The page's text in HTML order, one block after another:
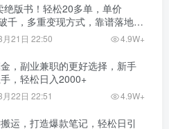
绝版书！轻松20多单，单价
千，多重变现方式，靠谱落地项
21日 22:50 4.9W+
，副业兼职的更好选择，新手
，轻松日入2000+
22日 22:51 4.9W+
运，打造爆款笔记，轻松日引